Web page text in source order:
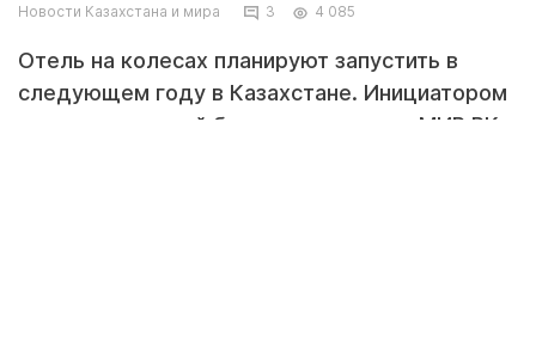
Новости Казахстана и мира 3 4 085
Отель на колесах планируют запустить в
следующем году в Казахстане. Инициатором
проекта, который был презентован в МИР РК,